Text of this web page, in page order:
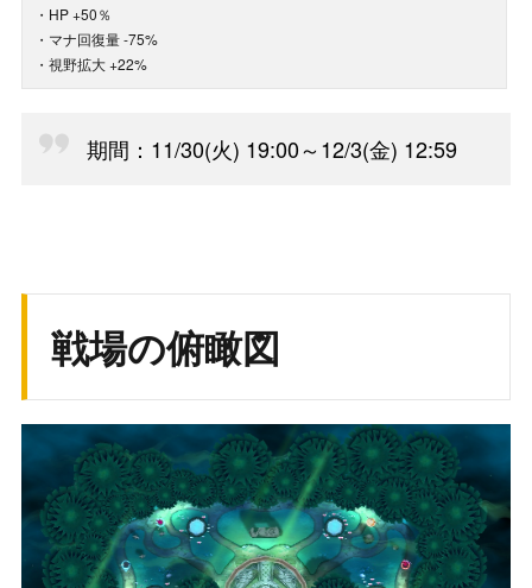
・HP +50％
・マナ回復量 -75%
・視野拡大 +22%
期間：11/30(火) 19:00～12/3(金) 12:59
戦場の俯瞰図